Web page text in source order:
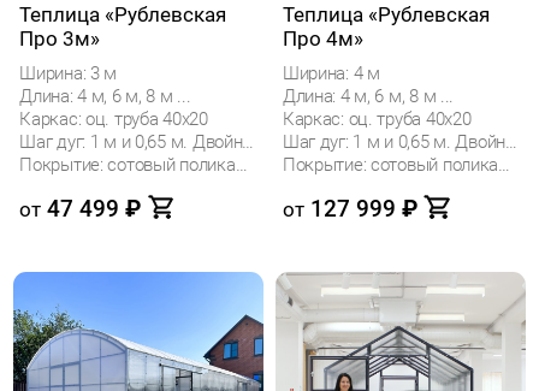
Теплица «Рублевская
Про 3м»
Ширина: 3 м
Длина: 4 м, 6 м, 8 м ...
Каркас: оц. труба 40х20
Шаг дуг: 1 м и 0,65 м. Двойные дуги.
Покрытие: сотовый поликарбонат
от 47 499 ₽
Теплица «Рублевская
Про 4м»
Ширина: 4 м
Длина: 4 м, 6 м, 8 м ...
Каркас: оц. труба 40х20
Шаг дуг: 1 м и 0,65 м. Двойные дуги.
Покрытие: сотовый поликарбонат
от 127 999 ₽